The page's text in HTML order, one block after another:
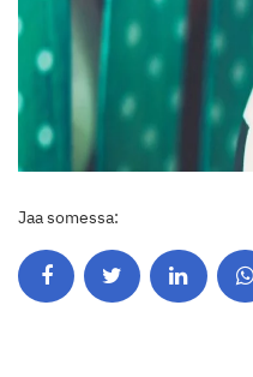
Jaa somessa: